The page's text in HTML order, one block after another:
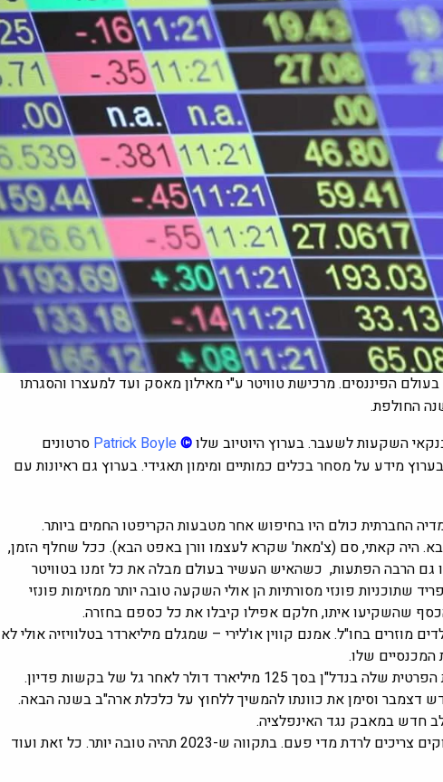
שנה מלאת אירועים בעולם הפיננסים. מרכישת טוויטר ע"י מאילון מאסק ועד למעצרו והסגרתו
החולפת.
השקעות לשעבר. בערוץ היוטיוב שלו©
Patrick Boyle סרטונים
מידע על מסחר בכלים כמותיים ומימון תאגידי. בערוץ גם ראיונות עם
הבא. היה קאתי, סם (צ'מאת' שקרא לעצמו וורן באפט הבא). ככל שחלף הזמן,
גם הרבה הפתעות, כשהאיש העשיר בעולם מבלה את כל זמנו בטוויטר
בנקמן פריד שתוכניות פונזי מסורתיות הן אולי השקעה טובה יותר ממזימות פונזי
מוזרים בחו"ל. אמנם קווין או'לירי – שמגלם מיליארדר בטלוויזיה אולי לא
שלו.
בדצמבר, בלקסטון החלה להגביל משיכות מקרן ההשקעות הפרטית שלה בנדל"ן בסך 125 מיליארד דולר לאחר גל של בקשות פדיון.
דצמבר וסימן את כוונתו להמשיך ללחוץ על כלכלת ארה"ב בשנה הבאה.
חדש במאבק נגד האינפלציה.
2022 לא הייתה שנה מדהימה למשקיעים אבל כמובן השווקים צריכים לרדת מדי פעם. בתקווה ש-2023 תהיה טובה יותר. כל זאת ועוד